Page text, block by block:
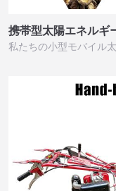
携帯型太陽エネルギ
私たちの小型モバイル